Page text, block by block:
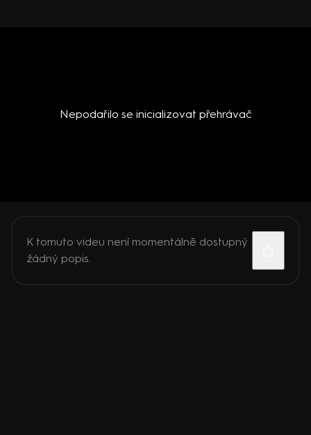
Nepodařilo se inicializovat přehrávač
K tomuto videu není momentálně dostupný
žádný popis.